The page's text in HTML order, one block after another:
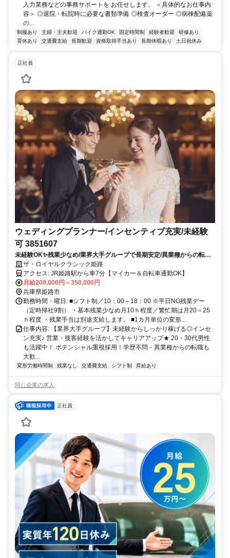
入力業務などの事務サポートを お任せします。 ＜具体的なお仕事内
容＞ ◎退院・転院時に必要な書類準備 ◎検査オーダー ◎病棟配備薬
の...
制服あり 主婦・主夫歓迎 バイク通勤OK 固定時間制 経験者歓迎
研修あり
育休あり
交通費支給 長期歓迎 資格取得手当あり 長期休暇あり 土日祝休み
正社員
ウェディングプランナー/インセンティブ充実/未経験
可 3851607
未経験OK✨️残業少なめ/業界大手グループで長期安定/異業種からの転職
歓迎/インセンティブあり/男性も活躍中＠姫路
ザ・ロイヤルクラシック姫路
アクセス: JR姫路駅から車7分【マイカー＆自転車通勤OK】
月給200,000円～350,000円
兵庫県姫路市
勤務時間・曜日: ■シフト制／10：00～18：00 ※平日NO残業デー
（定時帰社9割） ・基本残業少なめ月10ｈ程度／繁忙期は月20～25
ｈ程度 ・残業手当は別途支給します。 ■1カ月単位の変形...
仕事内容: 【業界大手グループ】未経験からしっかり稼げる◎インセ
ン充実♪ 営業・接客経験を活かしてキャリアアップ★ 20・30代男性
も活躍中！ ポテンシャル重視採用！学歴不問・異業種からの転職も
大歓...
変形労働時間制 残業なし 交通費支給 シフト制 昇給あり
同じ企業の求人
正社員